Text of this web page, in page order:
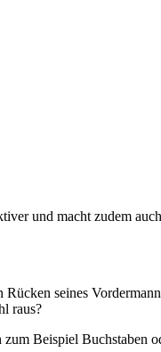
und macht zudem
seines
raus?
Beispiel Buchstaben